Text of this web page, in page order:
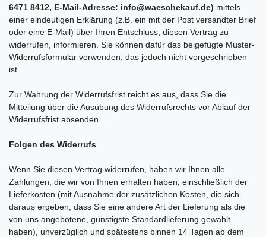
6471 8412, E-Mail-Adresse: info@waeschekauf.de) mittels
einer eindeutigen Erklärung (z.B. ein mit der Post versandter Brief
oder eine E-Mail) über Ihren Entschluss, diesen Vertrag zu
widerrufen, informieren. Sie können dafür das beigefügte Muster-
Widerrufsformular verwenden, das jedoch nicht vorgeschrieben
ist.
Zur Wahrung der Widerrufsfrist reicht es aus, dass Sie die
Mitteilung über die Ausübung des Widerrufsrechts vor Ablauf der
Widerrufsfrist absenden.
Folgen des Widerrufs
Wenn Sie diesen Vertrag widerrufen, haben wir Ihnen alle
Zahlungen, die wir von Ihnen erhalten haben, einschließlich der
Lieferkosten (mit Ausnahme der zusätzlichen Kosten, die sich
daraus ergeben, dass Sie eine andere Art der Lieferung als die
von uns angebotene, günstigste Standardlieferung gewählt
haben), unverzüglich und spätestens binnen 14 Tagen ab dem